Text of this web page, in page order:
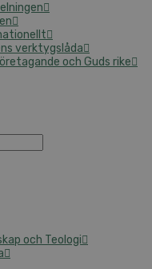
verktygslåda
och Guds rike
och Teologi